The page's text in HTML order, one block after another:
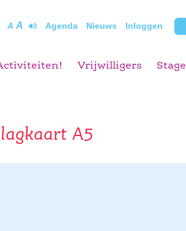
A A Agenda Nieuws Inloggen
Vrijwilligers Stage
A5